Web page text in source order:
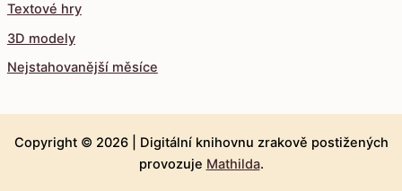
Textové hry
3D modely
Nejstahovanější měsíce
Copyright © 2026 | Digitální knihovnu zrakově postižených
provozuje Mathilda.